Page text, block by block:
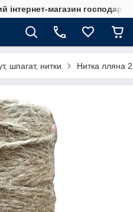
інтернет-магазин
шпагат, нитки Нитка лляна 2